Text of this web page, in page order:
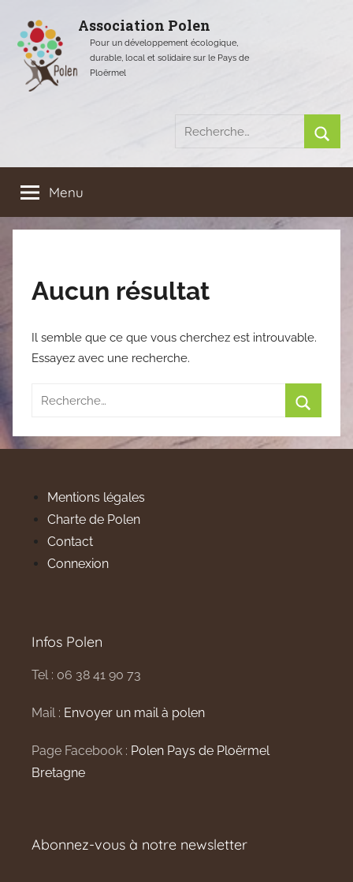
contenu
Association Polen
Pour un développement écologique,
durable, local et solidaire sur le Pays de
Ploërmel
Recherche
pour
:
Menu
Aucun résultat
Il semble que ce que vous cherchez est introuvable.
Essayez avec une recherche.
Recherche
:
Mentions légales
Charte de Polen
Contact
Connexion
Infos Polen
Tel : 06 38 41 90 73
Mail : Envoyer un mail à polen
Page Facebook : Polen Pays de Ploërmel
Bretagne
Abonnez-vous à notre newsletter